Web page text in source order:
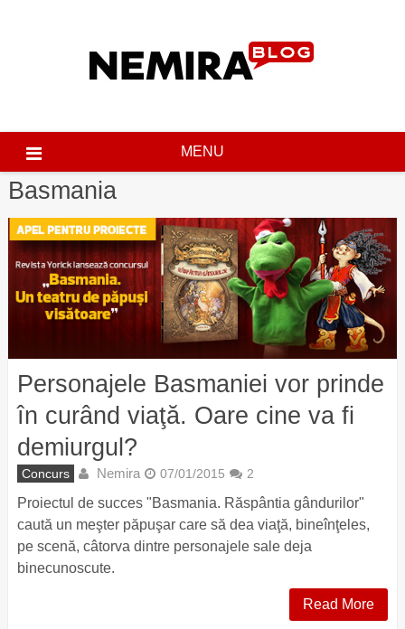
MENU
Basmania
Personajele Basmaniei vor prinde
în curând viaţă. Oare cine va fi
demiurgul?
Concurs Nemira 07/01/2015 2
Proiectul de succes "Basmania. Răspântia gândurilor"
caută un meşter păpuşar care să dea viaţă, bineînţeles,
pe scenă, câtorva dintre personajele sale deja
binecunoscute.
Read More